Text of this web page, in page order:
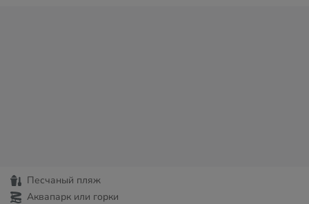
Песчаный пляж
Аквапарк или горки